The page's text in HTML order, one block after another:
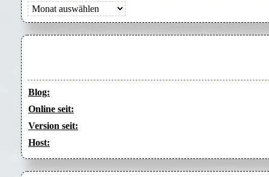
Archiv
Blog:
Online seit:
Version seit:
Host: